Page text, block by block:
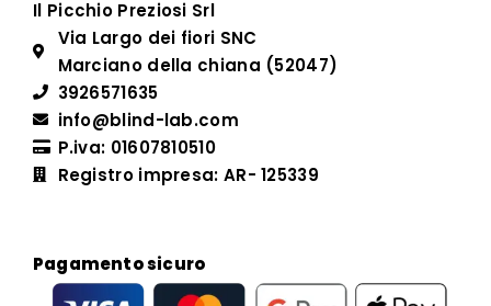
Il Picchio Preziosi Srl
Via Largo dei fiori SNC
Marciano della chiana (52047)
3926571635
info@blind-lab.com
P.iva: 01607810510
Registro impresa: AR- 125339
Pagamento sicuro